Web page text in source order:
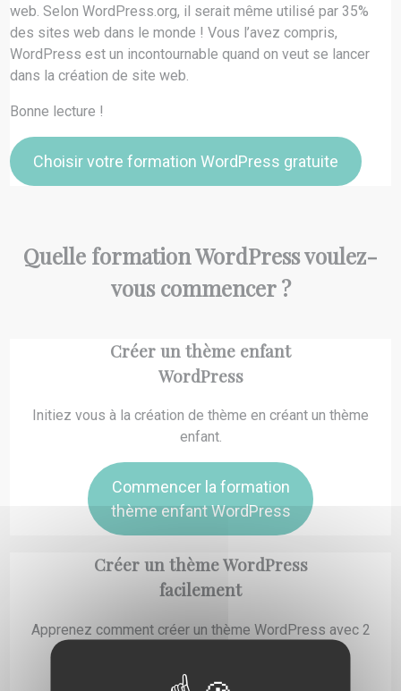
web. Selon WordPress.org, il serait même utilisé par 35%
des sites web dans le monde ! Vous l’avez compris,
WordPress est un incontournable quand on veut se lancer
dans la création de site web.
Bonne lecture !
Choisir votre formation WordPress gratuite
Quelle formation WordPress voulez-
vous commencer ?
Créer un thème enfant
WordPress
Initiez vous à la création de thème en créant un thème
enfant.
Commencer la formation
thème enfant WordPress
Créer un thème WordPress
facilement
Apprenez comment créer un thème WordPress avec 2